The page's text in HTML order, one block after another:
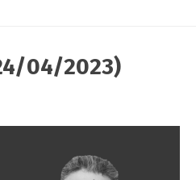
04/2023)